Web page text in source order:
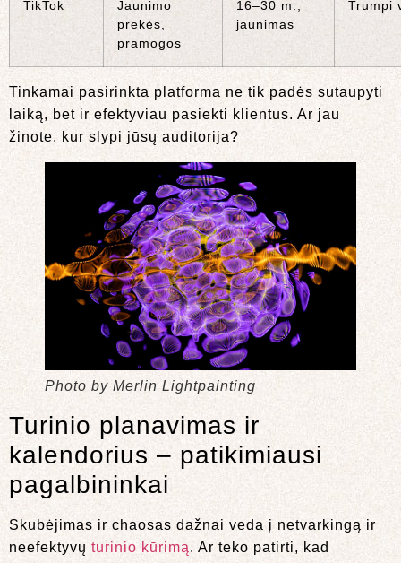
TikTok
Jaunimo
prekės,
pramogos
16–30 m.,
jaunimas
Trumpi
Tinkamai pasirinkta platforma ne tik padės sutaupyti
laiką, bet ir efektyviau pasiekti klientus. Ar jau
žinote, kur slypi jūsų auditorija?
Photo by Merlin Lightpainting
Turinio planavimas ir
kalendorius – patikimiausi
pagalbininkai
Skubėjimas ir chaosas dažnai veda į netvarkingą ir
neefektyvų turinio kūrimą. Ar teko patirti, kad